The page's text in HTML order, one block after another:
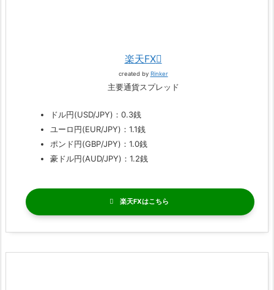
楽天FX
created by Rinker
主要通貨スプレッド
ドル円(USD/JPY)：0.3銭
ユーロ円(EUR/JPY)：1.1銭
ポンド円(GBP/JPY)：1.0銭
豪ドル円(AUD/JPY)：1.2銭
楽天FX